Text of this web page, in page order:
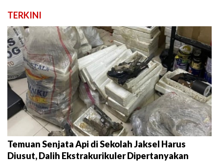
TERKINI
Temuan Senjata Api di Sekolah Jaksel Harus
Diusut, Dalih Ekstrakurikuler Dipertanyakan